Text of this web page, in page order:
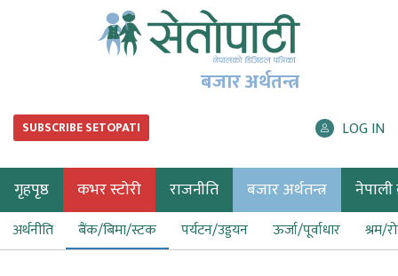
बजार अर्थतन्त्र
SUBSCRIBE SETOPATI LOG IN
गृहपृष्ठ कभर स्टोरी राजनीति बजार अर्थतन्त्र नेपाली
अर्थनीति बैंक/बिमा/स्टक पर्यटन/उड्डयन ऊर्जा/पूर्वाधार श्रम/